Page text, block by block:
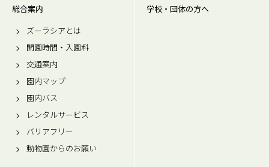
総合案内
ズーラシアとは
開園時間・入園料
交通案内
園内マップ
園内バス
レンタルサービス
バリアフリー
動物園からのお願い
学校・団体の方へ